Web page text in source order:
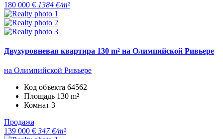
180 000 € 1384 €/m²
Двухуровневая квартира 130 m² на Олимпийской Ривьере
на Олимпийской Ривьере
Код объекта 64562
Площадь 130 m²
Комнат 3
Продажа
139 000 € 347 €/m²